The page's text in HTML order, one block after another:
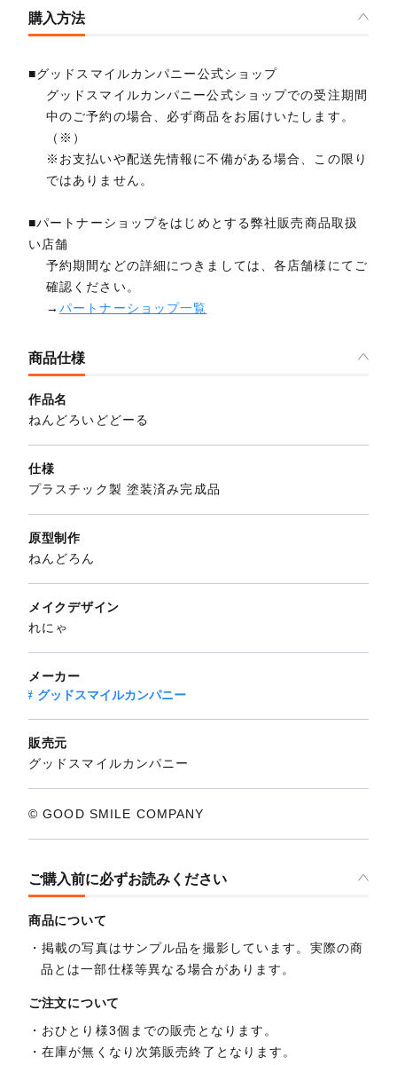
購入方法
■グッドスマイルカンパニー公式ショップ
グッドスマイルカンパニー公式ショップでの受注期間
中のご予約の場合、必ず商品をお届けいたします。
（※）
※お支払いや配送先情報に不備がある場合、この限り
ではありません。
■パートナーショップをはじめとする弊社販売商品取扱
い店舗
予約期間などの詳細につきましては、各店舗様にてご
確認ください。
→パートナーショップ一覧
商品仕様
作品名
ねんどろいどどーる
仕様
プラスチック製 塗装済み完成品
原型制作
ねんどろん
メイクデザイン
れにゃ
メーカー
グッドスマイルカンパニー
販売元
グッドスマイルカンパニー
© GOOD SMILE COMPANY
ご購入前に必ずお読みください
商品について
掲載の写真はサンプル品を撮影しています。実際の商
品とは一部仕様等異なる場合があります。
ご注文について
おひとり様3個までの販売となります。
在庫が無くなり次第販売終了となります。